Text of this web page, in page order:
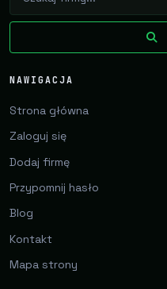
NAWIGACJA
Strona główna
Zaloguj się
Dodaj firmę
Przypomnij hasło
Blog
Kontakt
Mapa strony